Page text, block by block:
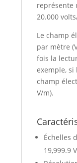
représente
20.000
Le champ
par mètre
fois la
exemple, si
champ
V/m).
Échelles
19,999.9 V